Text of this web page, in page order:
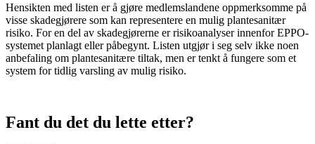
Hensikten med listen er å gjøre medlemslandene oppmerksomme på
visse skadegjørere som kan representere en mulig plantesanitær
risiko. For en del av skadegjørerne er risikoanalyser innenfor EPPO-
systemet planlagt eller påbegynt. Listen utgjør i seg selv ikke noen
anbefaling om plantesanitære tiltak, men er tenkt å fungere som et
system for tidlig varsling av mulig risiko.
Fant du det du lette etter?